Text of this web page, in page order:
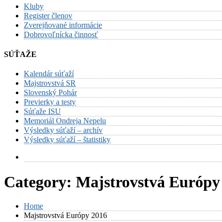
Kluby
Register členov
Zverejňované informácie
Dobrovoľnícka činnosť
SÚŤAŽE
Kalendár súťaží
Majstrovstvá SR
Slovenský Pohár
Previerky a testy
Súťaže ISU
Memoriál Ondreja Nepelu
Výsledky súťaží – archív
Výsledky súťaží – štatistiky
Category: Majstrovstvá Európy
Home
Majstrovstvá Európy 2016